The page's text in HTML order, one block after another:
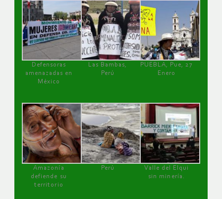
Defensoras
amenazadas en
México
Las Bambas,
Perú
PUEBLA, Pue, 27
Enero
Amazonía
defiende su
territorio
Perú
Valle del Elqui
sin minería.